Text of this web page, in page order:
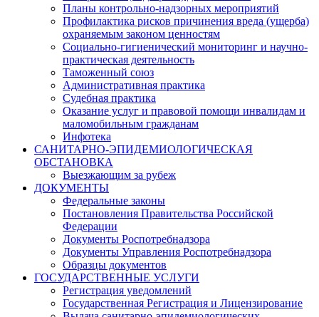
Планы контрольно-надзорных мероприятий
Профилактика рисков причинения вреда (ущерба)
охраняемым законом ценностям
Социально-гигиенический мониторинг и научно-
практическая деятельность
Таможенный союз
Административная практика
Судебная практика
Оказание услуг и правовой помощи инвалидам и
маломобильным гражданам
Инфотека
САНИТАРНО-ЭПИДЕМИОЛОГИЧЕСКАЯ
ОБСТАНОВКА
Выезжающим за рубеж
ДОКУМЕНТЫ
Федеральные законы
Постановления Правительства Российской
Федерации
Документы Роспотребнадзора
Документы Управления Роспотребнадзора
Образцы документов
ГОСУДАРСТВЕННЫЕ УСЛУГИ
Регистрация уведомлений
Государственная Регистрация и Лицензирование